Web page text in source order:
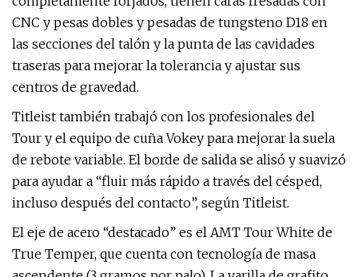
CNC y pesas dobles y pesadas de tungsteno D18 en
las secciones del talón y la punta de las cavidades
traseras para mejorar la tolerancia y ajustar sus
centros de gravedad.
Titleist también trabajó con los profesionales del
Tour y el equipo de cuña Vokey para mejorar la suela
de rebote variable. El borde de salida se alisó y suavizó
para ayudar a “fluir más rápido a través del césped,
incluso después del contacto”, según Titleist.
El eje de acero “destacado” es el AMT Tour White de
True Temper, que cuenta con tecnología de masa